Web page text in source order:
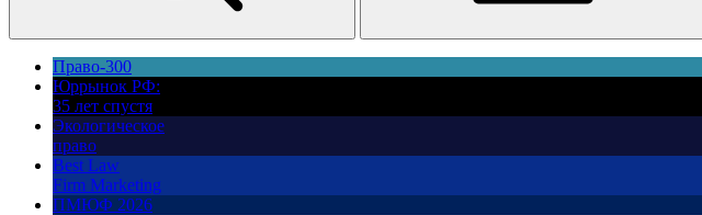
Право-300
Юррынок РФ:
35 лет спустя
Экологическое
право
Best Law
Firm Marketing
ПМЮФ 2026